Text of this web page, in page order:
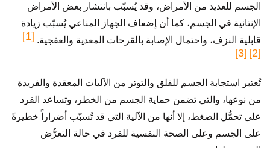
الجسم للعديد من الأمراض، وقد يُسبّب بانتشار بعض الأمراض
الإنتانية في الجسم، كما أن إضعاف الجهاز المناعي يُسبّب زيادة
قابلية النزف، واحتمال الإصابة بالقرحات المعدية والعفجية. [1]
[2]
[3]
تُعتبر استجابة الجسم للقلق والتوتر من الآليات المعقدة والفريدة
من نوعها، والتي تضمن حماية الجسم من الخطر، وتساعد الفرد
على تحمُّل الضغط، إلا أنها من الآلية التي قد تُسبّب أضراراً خطيرةً
على الجسم وعلى الصحة النفسية للفرد في حالة التعرُّض